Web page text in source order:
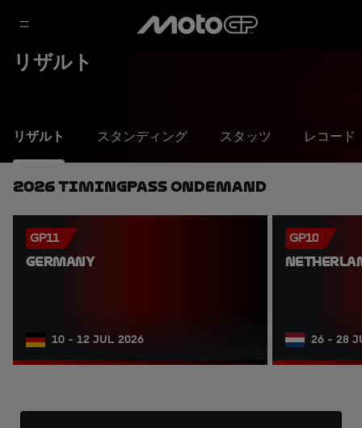
リザルト
リザルト スタンディング スタッツ レコード
2026 TimingPass OnDemand
GP11
GERMANY
10 - 12 JUL 2026
GP10
26 - 28